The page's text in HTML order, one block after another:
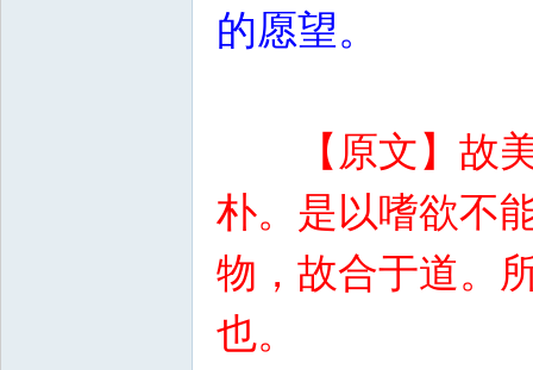
的愿望。
【原文】故
朴。是以嗜欲不
物，故合于道。
也。